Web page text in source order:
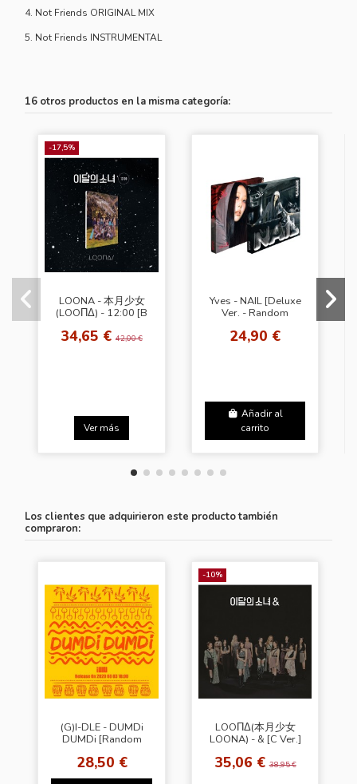
4. Not Friends ORIGINAL MIX
5. Not Friends INSTRUMENTAL
16 otros productos en la misma categoría:
-17,5%
LOONA - 本月少女
(LOOΠΔ) - 12:00 [B
34,65 €42,00 €
Ver más
Yves - NAIL [Deluxe
Ver. - Random
24,90 €
Añadir al
carrito
Los clientes que adquirieron este producto también
compraron:
(G)I-DLE - DUMDi
DUMDi [Random
28,50 €
-10%
LOOΠΔ(本月少女
LOONA) - & [C Ver.]
35,06 €38,95 €